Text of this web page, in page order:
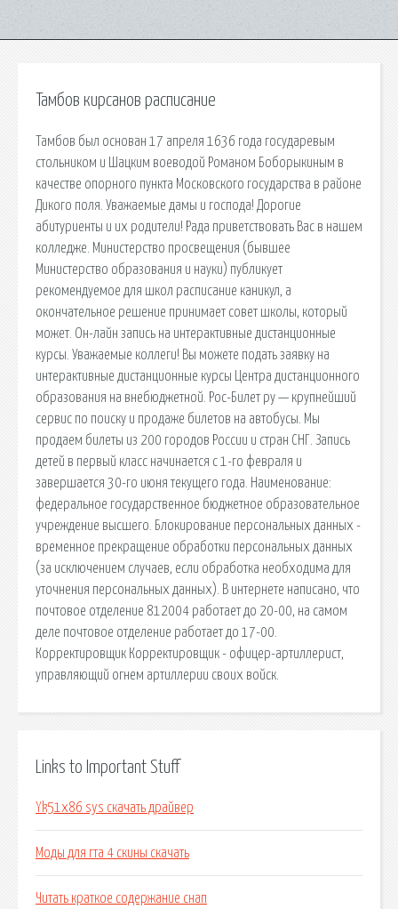
Тамбов кирсанов расписание
Тамбов был основан 17 апреля 1636 года государевым
стольником и Шацким воеводой Романом Боборыкиным в
качестве опорного пункта Московского государства в районе
Дикого поля. Уважаемые дамы и господа! Дорогие
абитуриенты и их родители! Рада приветствовать Вас в нашем
колледже. Министерство просвещения (бывшее
Министерство образования и науки) публикует
рекомендуемое для школ расписание каникул, а
окончательное решение принимает совет школы, который
может. Он-лайн запись на интерактивные дистанционные
курсы. Уважаемые коллеги! Вы можете подать заявку на
интерактивные дистанционные курсы Центра дистанционного
образования на внебюджетной. Рос-Билет ру — крупнейший
сервис по поиску и продаже билетов на автобусы. Мы
продаем билеты из 200 городов России и стран СНГ. Запись
детей в первый класс начинается с 1-го февраля и
завершается 30-го июня текущего года. Наименование:
федеральное государственное бюджетное образовательное
учреждение высшего. Блокирование персональных данных -
временное прекращение обработки персональных данных
(за исключением случаев, если обработка необходима для
уточнения персональных данных). В интернете написано, что
почтовое отделение 812004 работает до 20-00, на самом
деле почтовое отделение работает до 17-00.
Корректировщик Корректировщик - офицер-артиллерист,
управляющий огнем артиллерии своих войск.
Links to Important Stuff
Yk51x86 sys скачать драйвер
Моды для гта 4 скины скачать
Читать краткое содержание снап